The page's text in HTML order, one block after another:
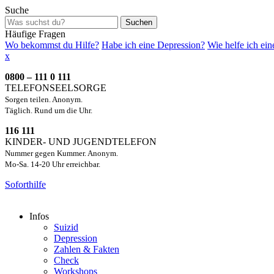
Suche
Suchen
Häufige Fragen
Wo bekommst du Hilfe? Habe ich eine Depression? Wie helfe ich
x
0800 – 111 0 111
TELEFONSEELSORGE
Sorgen teilen. Anonym.
Täglich. Rund um die Uhr.
116 111
KINDER- UND JUGENDTELEFON
Nummer gegen Kummer. Anonym.
Mo-Sa. 14-20 Uhr erreichbar.
Soforthilfe
Infos
Suizid
Depression
Zahlen & Fakten
Check
Workshops